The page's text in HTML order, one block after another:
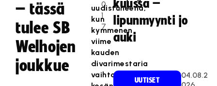
– tässä
tulee SB
Welhojen
joukkue
0
1
7
uudistuneena,
kun
kymmenen
viime
kauden
divarimestaria
vaihtoi
kuussa –
lipunmyynti jo
auki
UUTISET
04.08.2